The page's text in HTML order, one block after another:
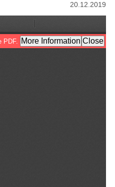
20.12.2019